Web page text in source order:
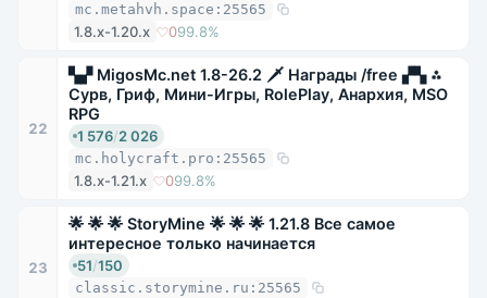
mc.metahvh.space:25565
1.8.x-1.20.x 099.8%
22
▚▞ MigosMc.net 1.8-26.2 🗡 Награды /free ▞▚ ⁂
Сурв, Гриф, Мини-Игры, RolePlay, Анархия, MSO
RPG
1 576/2 026
mc.holycraft.pro:25565
1.8.x-1.21.x 099.8%
23
🌟 🌟 🌟 StoryMine 🌟 🌟 🌟 1.21.8 Все самое
интересное только начинается
51/150
classic.storymine.ru:25565